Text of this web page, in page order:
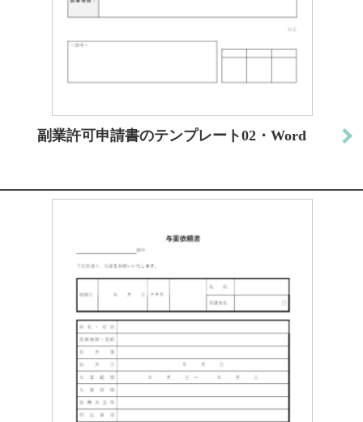
副業許可申請書のテンプレート02・Word